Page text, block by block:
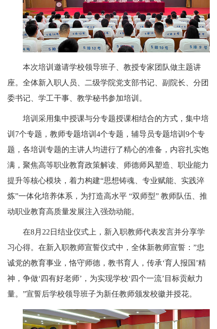
本次培训邀请学校领导班子、教授专家团队做主题讲
座。全体新入职人员、二级学院党支部书记、副院长、分团
委书记、学工干事、教学秘书参加培训。
培训采用集中授课与分专题授课相结合的方式，集中培
训7个专题，教师专题培训4个专题，辅导员专题培训9个专
题，各培训专题的主讲人均进行了精心的准备，内容扎实饱
满，聚焦高等职业教育政策解读、师德师风塑造、职业能力
提升等核心模块，着力构建“思想铸魂、专业赋能、实践淬
炼”一体化培养体系，为打造高水平 “双师型” 教师队伍、推
动职业教育高质量发展注入强劲动能。
在8月22日结业仪式上，新入职教师代表发言并分享学
习心得。在新入职教师宣誓仪式中，全体新教师宣誓：”忠
诚党的教育事业，恪守师德，教书育人，传承‘育人报国’精
神，争做‘四有好老师’，为实现学校‘四个一流’目标贡献力
量。”宣誓后学校领导班子为新任教师颁发校徽并授花。